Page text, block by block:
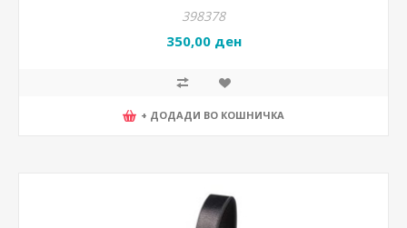
398378
350,00 ден
+ ДОДАДИ ВО КОШНИЧКА